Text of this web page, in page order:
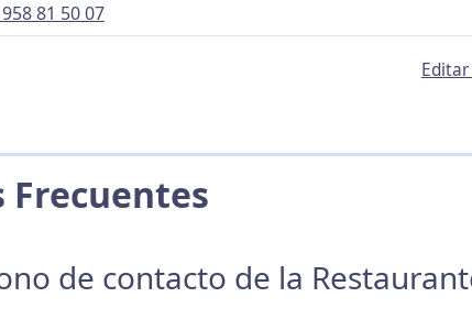
81 50 07
Frecuentes
de contacto de la